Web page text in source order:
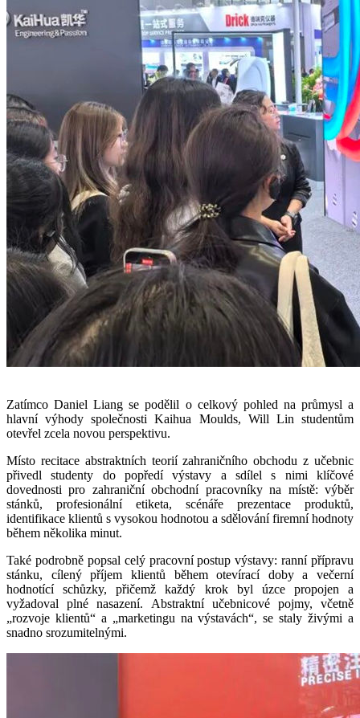
Zatímco Daniel Liang se podělil o celkový pohled na průmysl a
hlavní výhody společnosti Kaihua Moulds, Will Lin studentům
otevřel zcela novou perspektivu.
Místo recitace abstraktních teorií zahraničního obchodu z učebnic
přivedl studenty do popředí výstavy a sdílel s nimi klíčové
dovednosti pro zahraniční obchodní pracovníky na místě: výběr
stánků, profesionální etiketa, scénáře prezentace produktů,
identifikace klientů s vysokou hodnotou a sdělování firemní hodnoty
během několika minut.
Také podrobně popsal celý pracovní postup výstavy: ranní přípravu
stánku, cílený příjem klientů během otevírací doby a večerní
hodnotící schůzky, přičemž každý krok byl úzce propojen a
vyžadoval plné nasazení. Abstraktní učebnicové pojmy, včetně
„rozvoje klientů“ a „marketingu na výstavách“, se staly živými a
snadno srozumitelnými.